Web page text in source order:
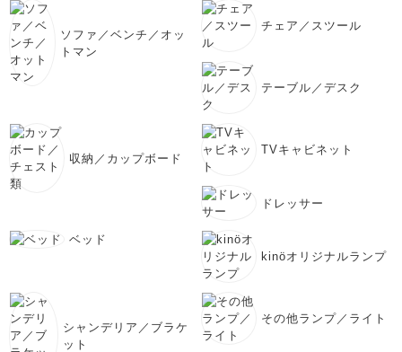
ソファ／ベンチ／オッ
トマン
チェア／スツール
テーブル／デスク
収納／カップボード
TVキャビネット
ドレッサー
ベッド
kinöオリジナルランプ
シャンデリア／ブラケ
ット
その他ランプ／ライト